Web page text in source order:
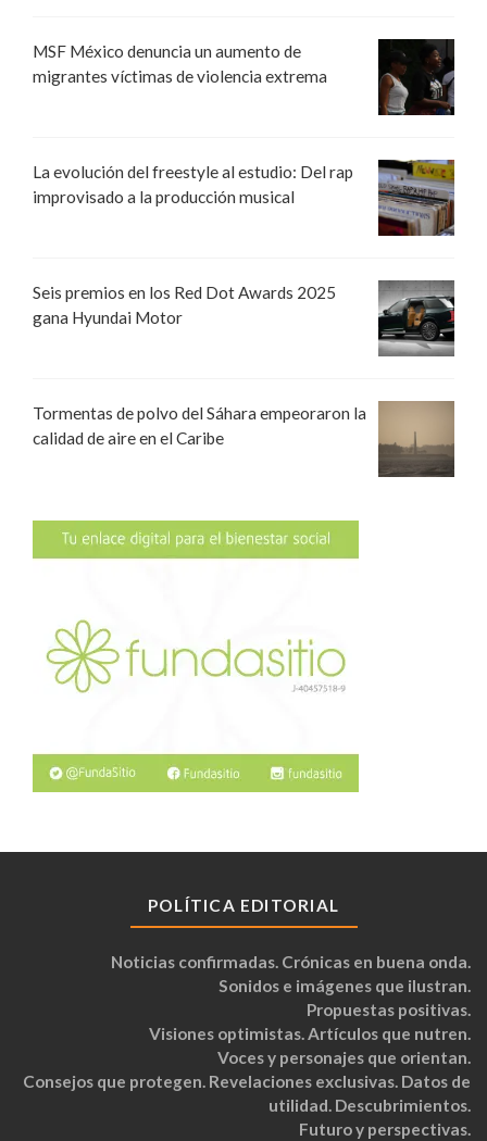
MSF México denuncia un aumento de
migrantes víctimas de violencia extrema
La evolución del freestyle al estudio: Del rap
improvisado a la producción musical
Seis premios en los Red Dot Awards 2025
gana Hyundai Motor
Tormentas de polvo del Sáhara empeoraron la
calidad de aire en el Caribe
POLÍTICA EDITORIAL
Noticias confirmadas. Crónicas en buena onda.
Sonidos e imágenes que ilustran.
Propuestas positivas.
Visiones optimistas. Artículos que nutren.
Voces y personajes que orientan.
Consejos que protegen. Revelaciones exclusivas. Datos de
utilidad. Descubrimientos.
Futuro y perspectivas.